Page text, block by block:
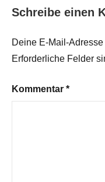
Schreibe einen
Deine E-Mail-
Erforderliche Felder
Kommentar *